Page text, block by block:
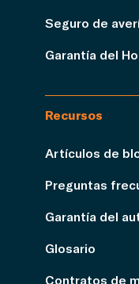
Seguro de
Garantía del
Recursos
Artículos de
Preguntas
Garantía del
Glosario
Contratos de